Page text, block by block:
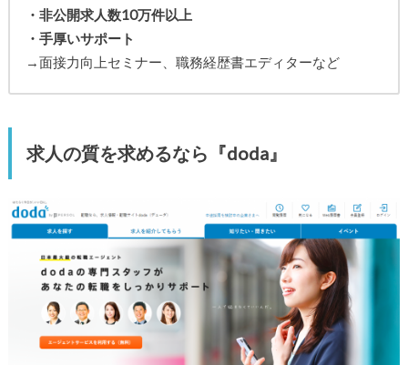
・非公開求人数10万件以上
・手厚いサポート
→面接力向上セミナー、職務経歴書エディターなど
求人の質を求めるなら『doda』